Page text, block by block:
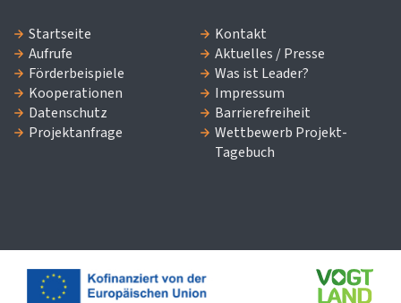
Startseite
Kontakt
Aufrufe
Aktuelles / Presse
Förderbeispiele
Was ist Leader?
Kooperationen
Impressum
Datenschutz
Barrierefreiheit
Projektanfrage
Wettbewerb Projekt-
Tagebuch